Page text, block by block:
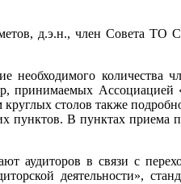
д.э.н., член Совета
количества
Ассоциацией
столов также
В пунктах приема
аудиторов в связи с
деятельности»,